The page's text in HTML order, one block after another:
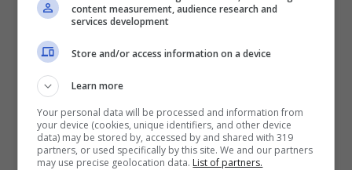
Tanti i viaggi all’estero
programmazione Rai. Tra l’altro, proprio
durante questi viaggi, il divulgatore ha trovato
content measurement, audience research and
services development
Store and/or access information on a device
Learn more
Your personal data will be processed and information from
your device (cookies, unique identifiers, and other device
data) may be stored by, accessed by and shared with 319
partners, or used specifically by this site. We and our partners
may use precise geolocation data. List of partners.